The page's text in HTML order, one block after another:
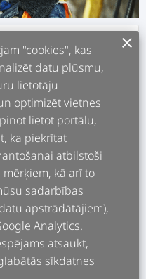
yet
"cookies", kas
datu plūsmu,
lietotāju
optimizēt vietnes
lietot portālu,
ka piekrītat
atbilstoši
kā arī to
sadarbības
apstrādātājiem),
Analytics.
atsaukt,
sīkdatnes
clear